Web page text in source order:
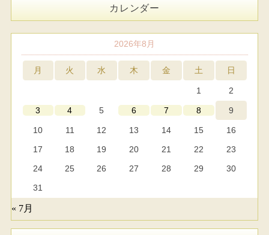
カレンダー
2026年8月
月 火 水 木 金 土 日
1 2
3 4 5 6 7 8 9
10 11 12 13 14 15
16
17
18 19 20 21 22
23
24
25 26 27 28 29
30
31
« 7月